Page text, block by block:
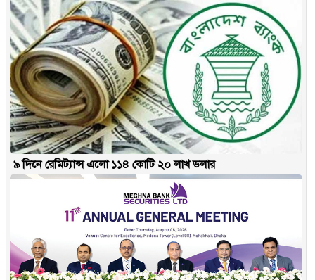
৯ দিনে রেমিট্যান্স এলো ১১৪ কোটি ২০ লাখ ডলার